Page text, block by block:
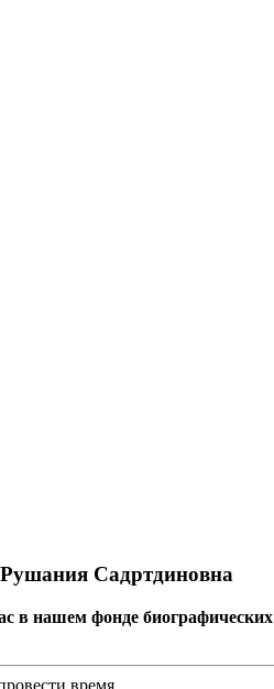
Рушания Садртдиновна
в нашем фонде биографических
время.